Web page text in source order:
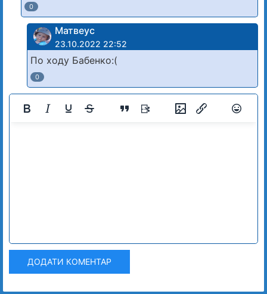
0
Матвеус
23.10.2022 22:52
По ходу Бабенко:(
0
ДОДАТИ КОМЕНТАР